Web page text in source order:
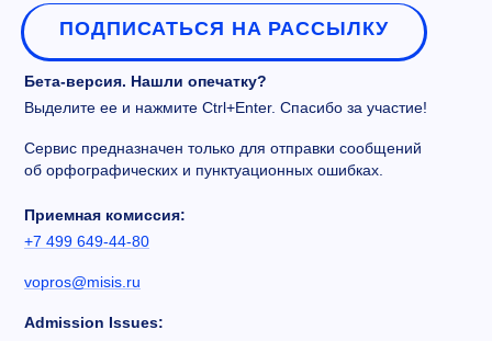
ПОДПИСАТЬСЯ НА РАССЫЛКУ
Бета-версия. Нашли опечатку?
Выделите ее и нажмите Ctrl+Enter. Спасибо за участие!
Сервис предназначен только для отправки сообщений
об орфографических и пунктуационных ошибках.
Приемная комиссия:
+7 499 649-44-80
vopros@misis.ru
Admission Issues: